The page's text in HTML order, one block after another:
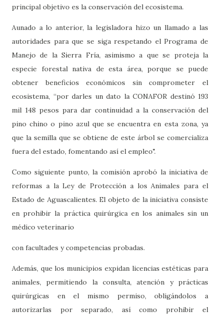
principal objetivo es la conservación del ecosistema.
Aunado a lo anterior, la legisladora hizo un llamado a las
autoridades para que se siga respetando el Programa de
Manejo de la Sierra Fría, asimismo a que se proteja la
especie forestal nativa de esta área, porque se puede
obtener beneficios económicos sin comprometer el
ecosistema, “por darles un dato la CONAFOR destinó 193
mil 148 pesos para dar continuidad a la conservación del
pino chino o pino azul que se encuentra en esta zona, ya
que la semilla que se obtiene de este árbol se comercializa
fuera del estado, fomentando así el empleo".
Como siguiente punto, la comisión aprobó la iniciativa de
reformas a la Ley de Protección a los Animales para el
Estado de Aguascalientes. El objeto de la iniciativa consiste
en prohibir la práctica quirúrgica en los animales sin un
médico veterinario
con facultades y competencias probadas.
Además, que los municipios expidan licencias estéticas para
animales, permitiendo la consulta, atención y prácticas
quirúrgicas en el mismo permiso, obligándolos a
autorizarlas por separado, así como prohibir el